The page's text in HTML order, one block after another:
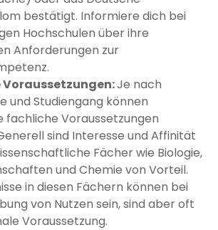
bestätigt. Informiere dich bei
Hochschulen über ihre
Anforderungen zur
Voraussetzungen:Je nach
und Studiengang können
fachliche Voraussetzungen
sind Interesse und Affinität
Fächer wie Biologie,
und Chemie von Vorteil.
in diesen Fächern können bei
von Nutzen sein, sind aber oft
Voraussetzung.